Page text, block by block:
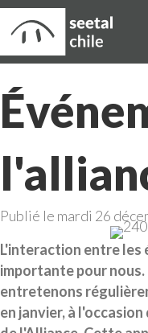
Publié le mardi 26
L'interaction entre les
importante pour
entretenons
en janvier, à